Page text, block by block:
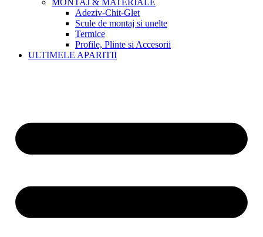
Adeziv-Chit-Glet
Scule de montaj si unelte
Termice
Profile, Plinte si Accesorii
ULTIMELE APARITII